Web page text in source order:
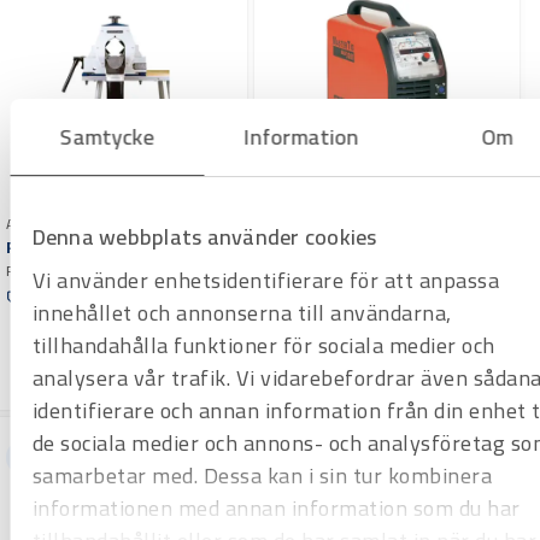
Samtycke Information Om
Denna webbplats använder cookies
Vi använder enhetsidentifierare för att anpassa
innehållet och annonserna till användarna,
tillhandahålla funktioner för sociala medier och
analysera vår trafik. Vi vidarebefordrar även sådana
identifierare och annan information från din enhet
de sociala medier och annons- och analysföretag
samarbetar med. Dessa kan i sin tur kombinera
informationen med annan information som du har
Lägsta kortslutningsström (Ssc) i elnätet* 1,5 MVA
Driftstemperatur -20 °C…+40 °C
Rek. storlek på elverk > 15 kVA
Art.nr H1001014
Rörkap GF RA 4
Rörkapmaskin GF RA4 är en
kraftig och robus eldriven
rörkapmaskin för kapning av rör i
stål, syrafast stål, gjutjärn,
aluminium, koppar och plast.
Offertpris
Varuko
rg
Art.nr H2013000
Svets Kemppi MasterTig
3000
TIG Kemppi MasterTig MLS 3000
är en svets som passar lika bra på
montagearbetsplatser som inom
industrier med krävande
produktion
Offertpris
Varuko
rg
Hyrprodukt Hyrprodukt